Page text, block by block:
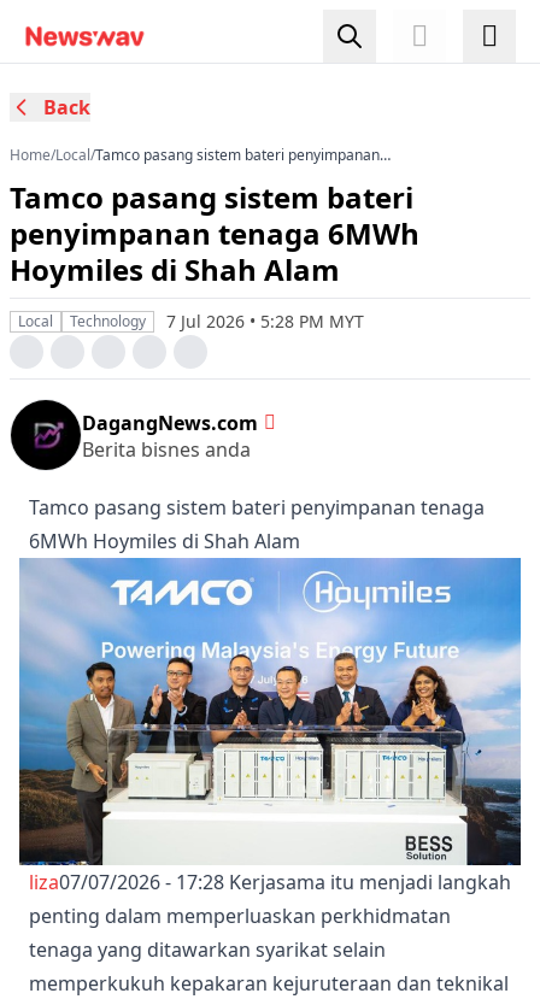
Back
Home/Local/Tamco pasang sistem bateri penyimpanan
Tamco pasang sistem bateri
penyimpanan tenaga 6MWh
Hoymiles di Shah Alam
Local Technology 7 Jul 2026 • 5:28 PM MYT
DagangNews.com
Berita bisnes anda
Tamco pasang sistem bateri penyimpanan tenaga
6MWh Hoymiles di Shah Alam
liza07/07/2026 - 17:28 Kerjasama itu menjadi langkah
penting dalam memperluaskan perkhidmatan
tenaga yang ditawarkan syarikat selain
memperkukuh kepakaran kejuruteraan dan teknikal